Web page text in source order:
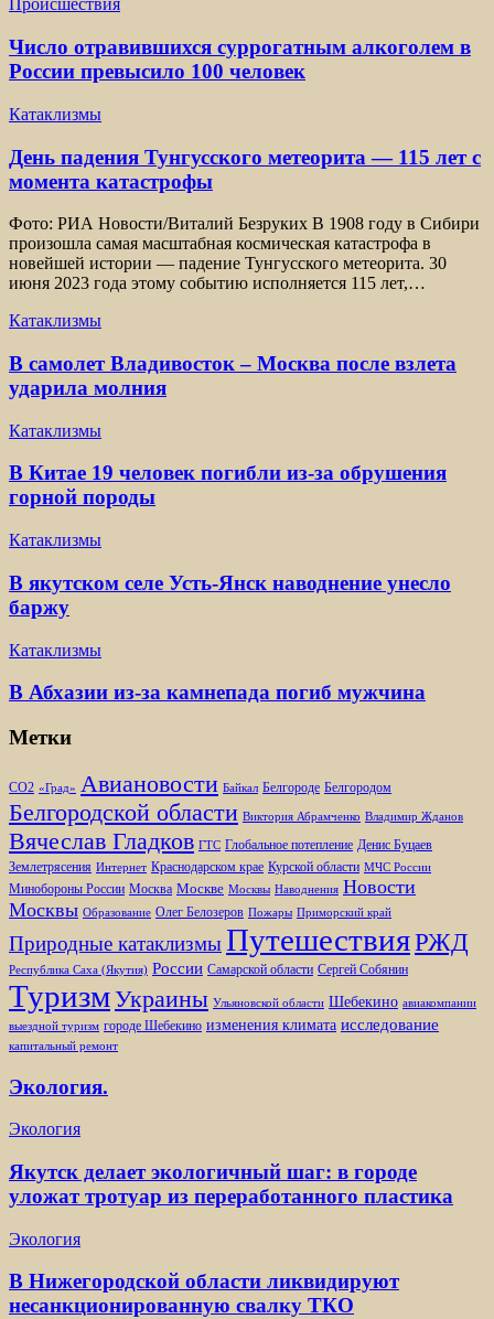
Происшествия
Число отравившихся суррогатным алкоголем в
России превысило 100 человек
Катаклизмы
День падения Тунгусского метеорита — 115 лет с
момента катастрофы
Фото: РИА Новости/Виталий Безруких В 1908 году в Сибири
произошла самая масштабная космическая катастрофа в
новейшей истории — падение Тунгусского метеорита. 30
июня 2023 года этому событию исполняется 115 лет,…
Катаклизмы
В самолет Владивосток – Москва после взлета
ударила молния
Катаклизмы
В Китае 19 человек погибли из-за обрушения
горной породы
Катаклизмы
В якутском селе Усть-Янск наводнение унесло
баржу
Катаклизмы
В Абхазии из-за камнепада погиб мужчина
Метки
CO2 «Град» Авиановости Байкал Белгороде Белгородом
Белгородской области Виктория Абрамченко Владимир Жданов
Вячеслав Гладков ГТС Глобальное потепление Денис Буцаев
Землетрясения Интернет Краснодарском крае Курской области МЧС России
Минобороны России Москва Москве Москвы Наводнения Новости
Москвы Образование Олег Белозеров Пожары Приморский край
Природные катаклизмыПутешествияРЖД
Республика Саха (Якутия) России Самарской области Сергей Собянин
ТуризмУкраины Ульяновской области Шебекино авиакомпании
выездной туризм городе Шебекино изменения климата исследование
капитальный ремонт
Экология.
Экология
Якутск делает экологичный шаг: в городе
уложат тротуар из переработанного пластика
Экология
В Нижегородской области ликвидируют
несанкционированную свалку ТКО